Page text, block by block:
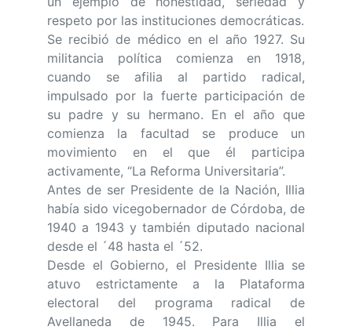
respeto por las instituciones democráticas.
Se recibió de médico en el año 1927. Su
militancia política comienza en 1918,
cuando se afilia al partido radical,
impulsado por la fuerte participación de
su padre y su hermano. En el año que
comienza la facultad se produce un
movimiento en el que él participa
activamente, “La Reforma Universitaria”.
Antes de ser Presidente de la Nación, Illia
había sido vicegobernador de Córdoba, de
1940 a 1943 y también diputado nacional
desde el ´48 hasta el ´52.
Desde el Gobierno, el Presidente Illia se
atuvo estrictamente a la Plataforma
electoral del programa radical de
Avellaneda de 1945. Para Illia el